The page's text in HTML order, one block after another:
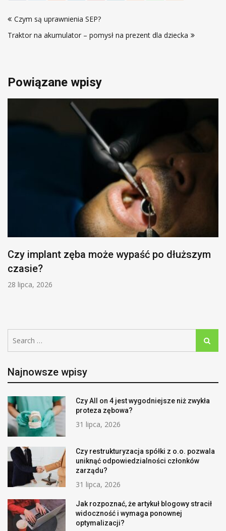
wpisu
Czym są uprawnienia SEP?
Traktor na akumulator – pomysł na prezent dla dziecka
Powiązane wpisy
Czy implant zęba może wypaść po dłuższym
czasie?
28 lipca, 2026
for:
Search
Najnowsze wpisy
Czy All on 4 jest wygodniejsze niż zwykła
proteza zębowa?
31 lipca, 2026
Czy restrukturyzacja spółki z o.o. pozwala
uniknąć odpowiedzialności członków
zarządu?
31 lipca, 2026
Jak rozpoznać, że artykuł blogowy stracił
widoczność i wymaga ponownej
optymalizacji?